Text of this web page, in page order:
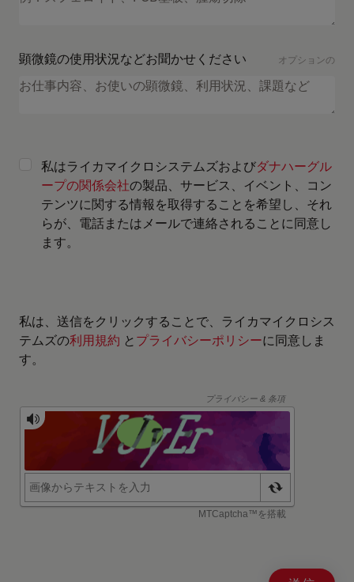
顕微鏡の使用状況などお聞かせください オプションの
私はライカマイクロシステムズおよびダナハーグル
ープの関係会社の製品、サービス、イベント、コン
テンツに関する情報を取得することを希望し、それ
らが、電話またはメールで連絡されることに同意し
ます。
私は、送信をクリックすることで、ライカマイクロシス
テムズの利用規約 と プライバシーポリシーに同意しま
す。